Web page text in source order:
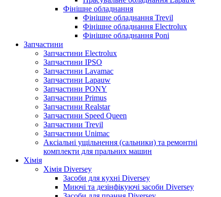
Фінішне обладнання
Фінішне обладнання Trevil
Фінішне обладнання Electrolux
Фінішне обладнання Poni
Запчастини
Запчастини Electrolux
Запчастини IPSO
Запчастини Lavamac
Запчастини Lapauw
Запчастини PONY
Запчастини Primus
Запчастини Realstar
Запчастини Speed Queen
Запчастини Trevil
Запчастини Unimac
Аксіальні ущільнення (сальники) та ремонтні
комплекти для пральних машин
Хімія
Хімія Diversey
Засоби для кухні Diversey
Миючі та дезінфікуючі засоби Diversey